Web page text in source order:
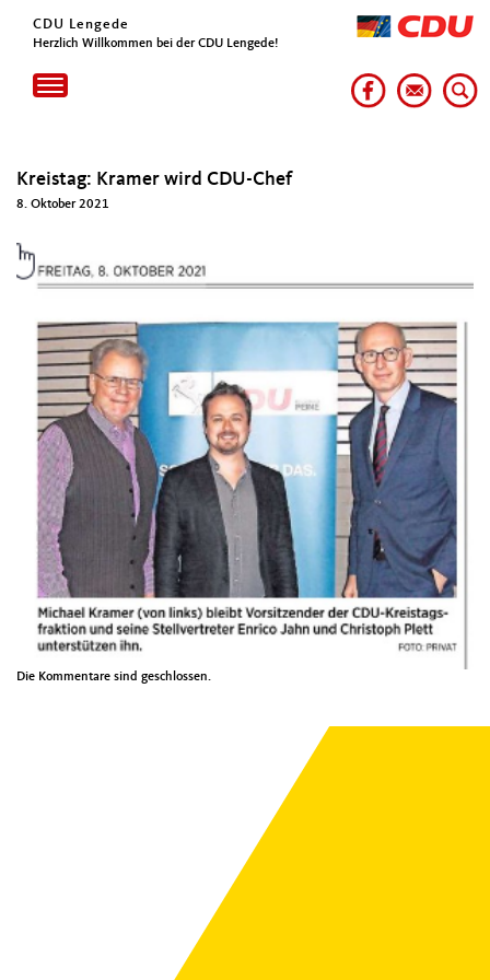
CDU Lengede
Herzlich Willkommen bei der CDU Lengede!
Toggle
navigation
Kreistag: Kramer wird CDU-Chef
8. Oktober 2021
Die Kommentare sind geschlossen.